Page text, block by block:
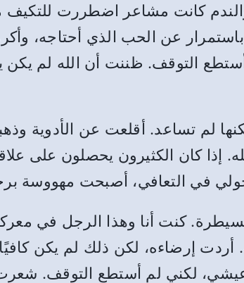
كانت مشاعر اضطررت للتكيف
عن الحب الذي أحتاجه،
التوقف. ظننت أن الله لم
لم تساعد. أقلعت عن
إذا كان الكثيرون يحصلون على
في التعافي، أصبحت مهووسة
كنت أنا وهذا الرجل في
إرضاءه، لكن ذلك لم يكن كافيًا
عيشي، لكني لم أستطع التوقف.